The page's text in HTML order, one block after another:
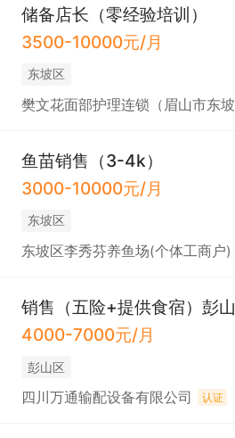
储备店长（零经验培训）
3500-10000元/月
东坡区
鱼苗销售（3-4k）
3000-10000元/月
东坡区
东坡区李秀芬养鱼场(个体工商户)
销售（五险+提供食宿）彭山
4000-7000元/月
彭山区
四川万通输配设备有限公司 认证